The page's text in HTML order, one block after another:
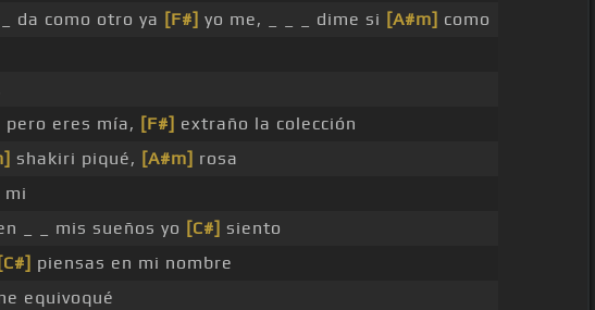
da como otro ya [F#] yo me, _ _ _ dime si [A#m] como
pero eres mía, [F#] extraño la colección
shakiri piqué, [A#m] rosa
mi
_ _ mis sueños yo [C#] siento
[C#] piensas en mi nombre
equivoqué